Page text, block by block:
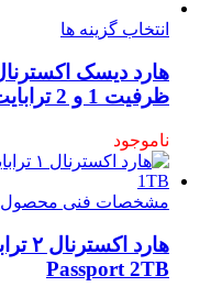
انتخاب گزینه ها
ظرفیت 1 و 2 ترابایت
ناموجود
مشخصات فنی محصول
Passport 2TB